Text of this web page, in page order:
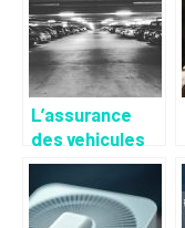
L’assurance
des vehicules
d’entreprise :
un service qui a
ses avantages